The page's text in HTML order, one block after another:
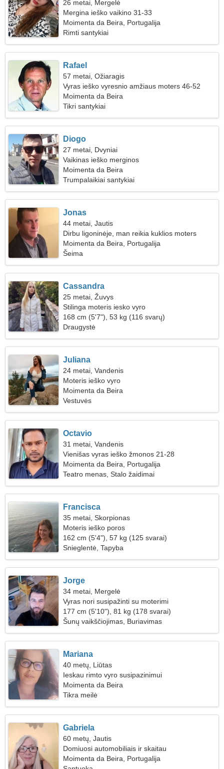
26 metai, Mergelė
Mergina ieško vaikino 31-33
Moimenta da Beira, Portugalija
Rimti santykiai
Rafael
57 metai, Ožiaragis
Vyras ieško vyresnio amžiaus moters 46-52
Moimenta da Beira
Tikri santykiai
Diogo
27 metai, Dvyniai
Vaikinas ieško merginos
Moimenta da Beira
Trumpalaikiai santykiai
Jonas
44 metai, Jautis
Dirbu ligoninėje, man reikia kuklios moters
Moimenta da Beira, Portugalija
Šeima
Cassandra
25 metai, Žuvys
Stilinga moteris iesko vyro
168 cm (5'7"), 53 kg (116 svarų)
Draugystė
Juliana
24 metai, Vandenis
Moteris ieško vyro
Moimenta da Beira
Vestuvės
Octavio
31 metai, Vandenis
Vienišas vyras ieško žmonos 21-28
Moimenta da Beira, Portugalija
Teatro menas, Stalo žaidimai
Francisca
35 metai, Skorpionas
Moteris ieško poros
162 cm (5'4"), 57 kg (125 svarai)
Snieglentė, Tapyba
Jorge
34 metai, Mergelė
Vyras nori susipažinti su moterimi
177 cm (5'10"), 81 kg (178 svarai)
Šunų vaikščiojimas, Buriavimas
Mariana
40 metų, Liūtas
Ieskau rimto vyro susipazinimui
Moimenta da Beira
Tikra meilė
Gabriela
60 metų, Jautis
Domiuosi automobiliais ir skaitau
Moimenta da Beira, Portugalija